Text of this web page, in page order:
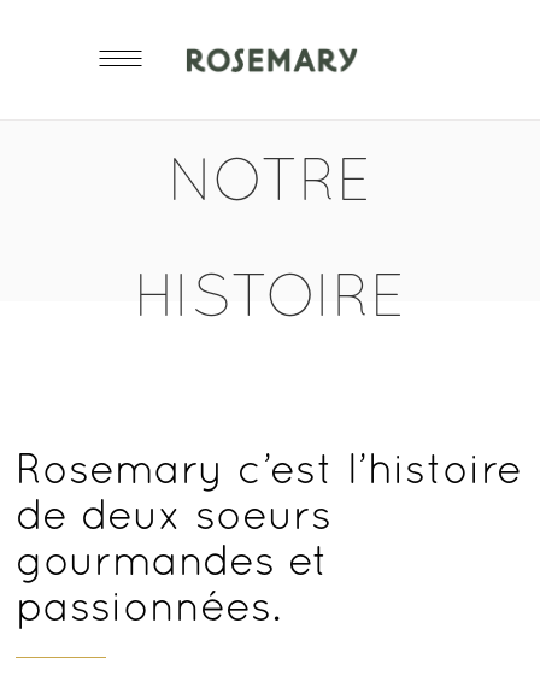
NOTRE
HISTOIRE
Rosemary c’est l’histoire
de deux soeurs
gourmandes et
passionnées.